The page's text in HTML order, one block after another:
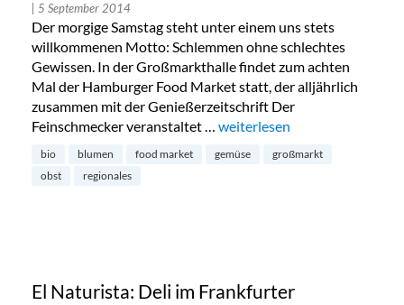
| 5 September 2014
Der morgige Samstag steht unter einem uns stets
willkommenen Motto: Schlemmen ohne schlechtes
Gewissen. In der Großmarkthalle findet zum achten
Mal der Hamburger Food Market statt, der alljährlich
zusammen mit der Genießerzeitschrift Der
Feinschmecker veranstaltet … „Food Market Hamburg“
weiterlesen
bio blumen food market gemüse
großmarkt
obst
regionales
El Naturista: Deli im Frankfurter